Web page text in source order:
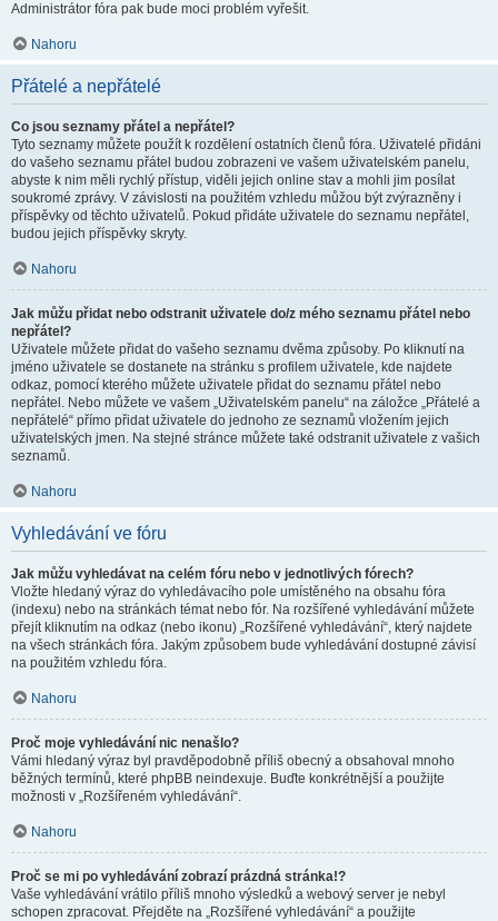
Administrátor fóra pak bude moci problém vyřešit.
Nahoru
Přátelé a nepřátelé
Co jsou seznamy přátel a nepřátel?
Tyto seznamy můžete použít k rozdělení ostatních členů fóra. Uživatelé přidáni
do vašeho seznamu přátel budou zobrazeni ve vašem uživatelském panelu,
abyste k nim měli rychlý přístup, viděli jejich online stav a mohli jim posílat
soukromé zprávy. V závislosti na použitém vzhledu můžou být zvýrazněny i
příspěvky od těchto uživatelů. Pokud přidáte uživatele do seznamu nepřátel,
budou jejich příspěvky skryty.
Nahoru
Jak můžu přidat nebo odstranit uživatele do/z mého seznamu přátel nebo
nepřátel?
Uživatele můžete přidat do vašeho seznamu dvěma způsoby. Po kliknutí na
jméno uživatele se dostanete na stránku s profilem uživatele, kde najdete
odkaz, pomocí kterého můžete uživatele přidat do seznamu přátel nebo
nepřátel. Nebo můžete ve vašem „Uživatelském panelu“ na záložce „Přátelé a
nepřátelé“ přímo přidat uživatele do jednoho ze seznamů vložením jejich
uživatelských jmen. Na stejné stránce můžete také odstranit uživatele z vašich
seznamů.
Nahoru
Vyhledávání ve fóru
Jak můžu vyhledávat na celém fóru nebo v jednotlivých fórech?
Vložte hledaný výraz do vyhledávacího pole umístěného na obsahu fóra
(indexu) nebo na stránkách témat nebo fór. Na rozšířené vyhledávání můžete
přejít kliknutím na odkaz (nebo ikonu) „Rozšířené vyhledávání“, který najdete
na všech stránkách fóra. Jakým způsobem bude vyhledávání dostupné závisí
na použitém vzhledu fóra.
Nahoru
Proč moje vyhledávání nic nenašlo?
Vámi hledaný výraz byl pravděpodobně příliš obecný a obsahoval mnoho
běžných termínů, které phpBB neindexuje. Buďte konkrétnější a použijte
možnosti v „Rozšířeném vyhledávání“.
Nahoru
Proč se mi po vyhledávání zobrazí prázdná stránka!?
Vaše vyhledávání vrátilo příliš mnoho výsledků a webový server je nebyl
schopen zpracovat. Přejděte na „Rozšířené vyhledávání“ a použijte